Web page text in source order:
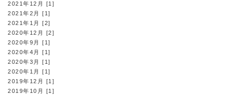
2021年12月 [1]
2021年2月 [1]
2021年1月 [2]
2020年12月 [2]
2020年9月 [1]
2020年4月 [1]
2020年3月 [1]
2020年1月 [1]
2019年12月 [1]
2019年10月 [1]